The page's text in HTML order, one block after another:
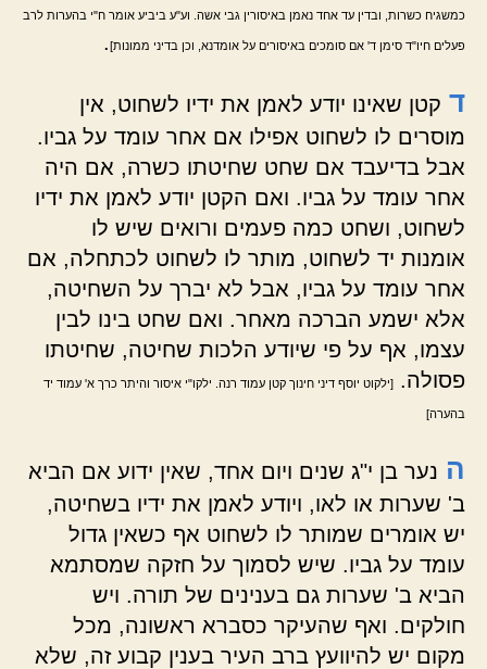
כמשגיח כשרות, ובדין עד אחד נאמן באיסורין גבי אשה. וע"ע ביביע אומר ח"י בהערות לרב
פעלים חיו"ד סימן ד' אם סומכים באיסורים על אומדנא, וכן בדיני ממונות].
ד קטן שאינו יודע לאמן את ידיו לשחוט, אין
מוסרים לו לשחוט אפילו אם אחר עומד על גביו.
אבל בדיעבד אם שחט שחיטתו כשרה, אם היה
אחר עומד על גביו. ואם הקטן יודע לאמן את ידיו
לשחוט, ושחט כמה פעמים ורואים שיש לו
אומנות יד לשחוט, מותר לו לשחוט לכתחלה, אם
אחר עומד על גביו, אבל לא יברך על השחיטה,
אלא ישמע הברכה מאחר. ואם שחט בינו לבין
עצמו, אף על פי שיודע הלכות שחיטה, שחיטתו
פסולה. [ילקוט יוסף דיני חינוך קטן עמוד רנה. ילקו"י איסור והיתר כרך א' עמוד יד
בהערה]
ה נער בן י"ג שנים ויום אחד, שאין ידוע אם הביא
ב' שערות או לאו, ויודע לאמן את ידיו בשחיטה,
יש אומרים שמותר לו לשחוט אף כשאין גדול
עומד על גביו. שיש לסמוך על חזקה שמסתמא
הביא ב' שערות גם בענינים של תורה. ויש
חולקים. ואף שהעיקר כסברא ראשונה, מכל
מקום יש להיוועץ ברב העיר בענין קבוע זה, שלא